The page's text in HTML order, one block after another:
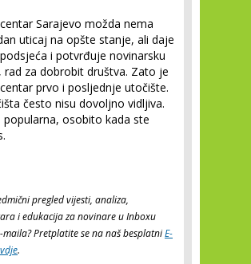
Sarajevo možda nema
uticaj na opšte stanje, ali daje
i potvrđuje novinarsku
rad za dobrobit društva. Zato je
prvo i posljednje utočište.
često nisu dovoljno vidljiva.
popularna, osobito kada ste
pregled vijesti, analiza,
i edukacija za novinare u Inboxu
maila? Pretplatite se na naš besplatniE-
.